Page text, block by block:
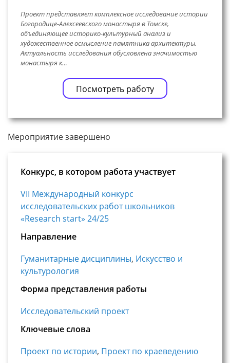
Проект представляет комплексное исследование истории
Богородице-Алексеевского монастыря в Томске,
объединяющее историко-культурный анализ и
художественное осмысление памятника архитектуры.
Актуальность исследования обусловлена значимостью
монастыря к…
Посмотреть работу
Мероприятие завершено
Конкурс, в котором работа участвует
VII Международный конкурс
исследовательских работ школьников
«Research start» 24/25
Направление
Гуманитарные дисциплины, Искусство и
культурология
Форма представления работы
Исследовательский проект
Ключевые слова
Проект по истории, Проект по краеведению